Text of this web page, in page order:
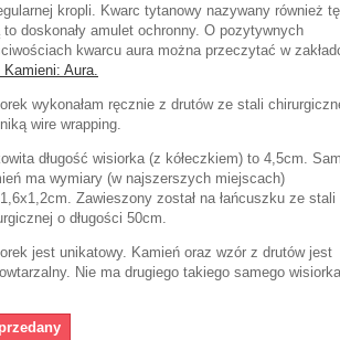
kropli. Kwarc tytanowy nazywany również
to doskonały amulet ochronny. O pozytywnych
kwarcu aura można przeczytać w
Kamieni: Aura.
wykonałam ręcznie z drutów ze stali
wire wrapping.
długość wisiorka (z kółeczkiem) to 4,5cm. Sam
ma wymiary (w najszerszych miejscach)
Zawieszony został na łańcuszku ze stali
o długości 50cm.
jest unikatowy. Kamień oraz wzór z drutów jest
Nie ma drugiego takiego samego wisiorka.